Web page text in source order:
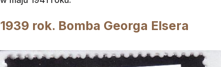
1939 rok. Bomba Georga Elsera